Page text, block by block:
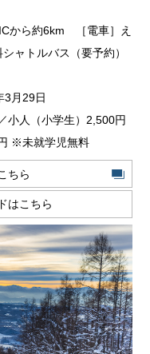
から約6km ［電車］え
ャトルバス（要予約）
3月29日
小人（小学生）2,500円
※未就学児無料
ちら
はこちら